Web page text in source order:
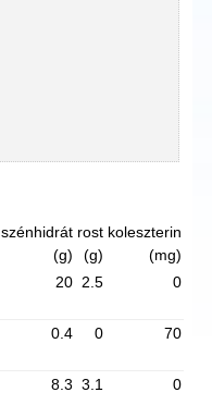
szénhidrát
(g)
rost
(g)
koleszterin
(mg)
20 2.5 0
0.4 0 70
8.3 3.1 0